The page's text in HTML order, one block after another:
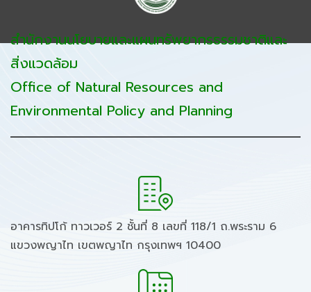
สำนักงานนโยบายและแผนทรัพยากรธรรมชาติและ
สิ่งแวดล้อม
Office of Natural Resources and
Environmental Policy and Planning
อาคารทิปโก้ ทาวเวอร์ 2 ชั้นที่ 8 เลขที่ 118/1 ถ.พระราม 6
แขวงพญาไท เขตพญาไท กรุงเทพฯ 10400